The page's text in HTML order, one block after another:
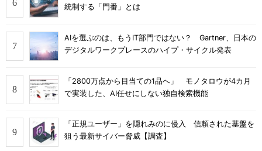
統制する「門番」とは
AIを選ぶのは、もうIT部門ではない？ Gartner、日本の
デジタルワークプレースのハイプ・サイクル発表
「2800万点から目当ての1品へ」 モノタロウが4カ月
で実装した、AI任せにしない独自検索機能
「正規ユーザー」を隠れみのに侵入 信頼された基盤を
狙う最新サイバー脅威【調査】